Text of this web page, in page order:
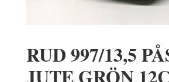
RUD 997/13,5